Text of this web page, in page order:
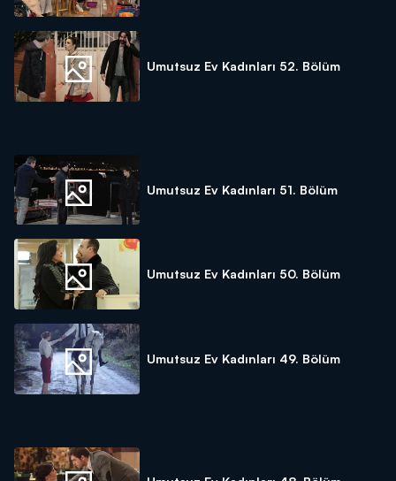
Umutsuz Ev Kadınları 52. Bölüm
Umutsuz Ev Kadınları 51. Bölüm
Umutsuz Ev Kadınları 50. Bölüm
Umutsuz Ev Kadınları 49. Bölüm